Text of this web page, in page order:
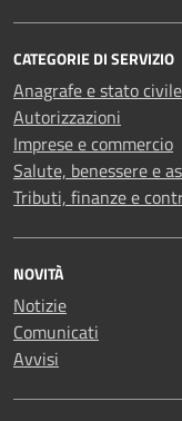
CATEGORIE DI SERVIZIO
Anagrafe e stato civile
Autorizzazioni
Imprese e commercio
Salute, benessere e
Tributi, finanze e
NOVITÀ
Notizie
Comunicati
Avvisi